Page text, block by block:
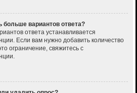
больше вариантов ответа?
ответа устанавливается
Если вам нужно добавить количество
ограничение, свяжитесь с